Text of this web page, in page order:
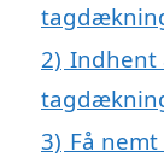
2) Indhent
3) Få